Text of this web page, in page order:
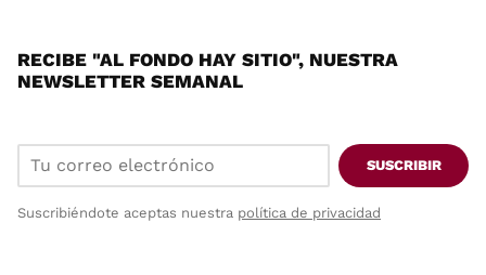
RECIBE "AL FONDO HAY SITIO", NUESTRA
NEWSLETTER SEMANAL
SUSCRIBIR
Suscribiéndote aceptas nuestra política de privacidad